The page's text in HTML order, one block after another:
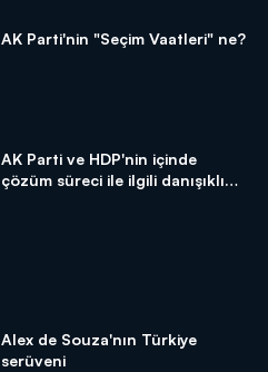
AK Parti'nin "Seçim Vaatleri" ne?
AK Parti ve HDP'nin içinde
çözüm süreci ile ilgili danışıklı
Alex de Souza'nın Türkiye
serüveni